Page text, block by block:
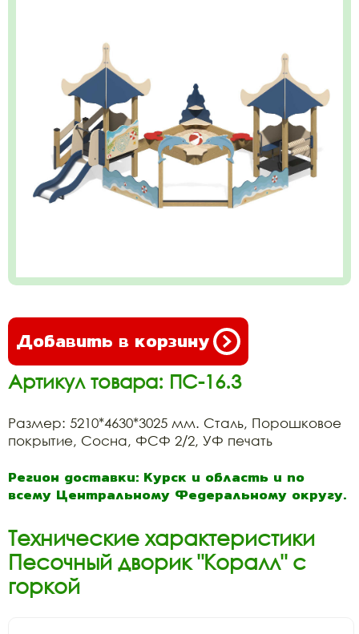
Добавить в корзину
Артикул товара: ПС-16.3
Размер: 5210*4630*3025 мм. Сталь, Порошковое
покрытие, Сосна, ФСФ 2/2, УФ печать
Регион доставки: Курск и область и по
всему Центральному Федеральному округу.
Технические характеристики
Песочный дворик "Коралл" с
горкой